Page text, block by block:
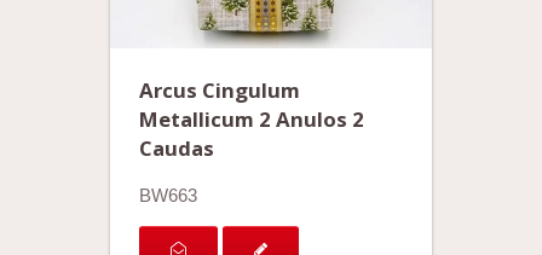
Arcus Cingulum
Metallicum 2 Anulos 2
Caudas
BW663